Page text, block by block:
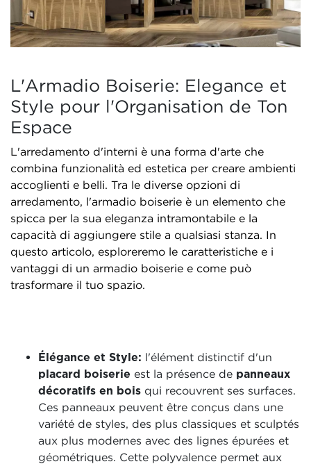
L'Armadio Boiserie: Elegance et
Style pour l'Organisation de Ton
Espace
L'arredamento d'interni è una forma d'arte che
combina funzionalità ed estetica per creare ambienti
accoglienti e belli. Tra le diverse opzioni di
arredamento, l'armadio boiserie è un elemento che
spicca per la sua eleganza intramontabile e la
capacità di aggiungere stile a qualsiasi stanza. In
questo articolo, esploreremo le caratteristiche e i
vantaggi di un armadio boiserie e come può
trasformare il tuo spazio.
Élégance et Style: l'élément distinctif d'un
placard boiserie est la présence de panneaux
décoratifs en bois qui recouvrent ses surfaces.
Ces panneaux peuvent être conçus dans une
variété de styles, des plus classiques et sculptés
aux plus modernes avec des lignes épurées et
géométriques. Cette polyvalence permet aux